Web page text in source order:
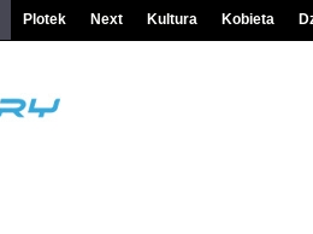
Plotek Next Kultura Kobieta